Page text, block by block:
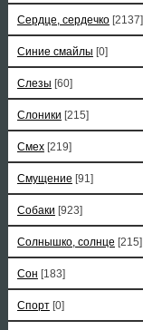
Сердце, сердечко [2137]
Синие смайлы [0]
Слезы [60]
Слоники [215]
Смех [219]
Смущение [91]
Собаки [923]
Солнышко, солнце [215]
Сон [183]
Спорт [0]